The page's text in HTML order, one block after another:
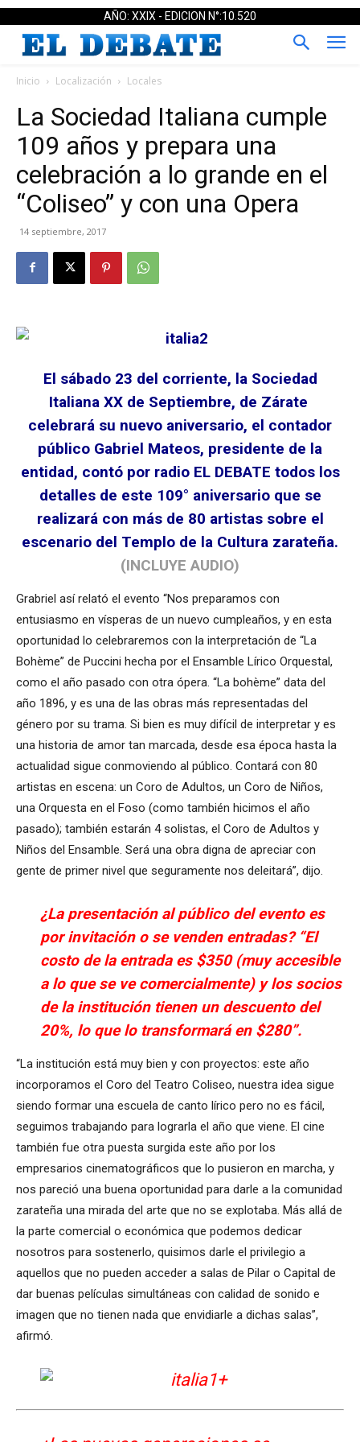
AÑO: XXIX - EDICION N°:10.520
Inicio Localización Locales
La Sociedad Italiana cumple
109 años y prepara una
celebración a lo grande en el
“Coliseo” y con una Opera
14 septiembre, 2017
El sábado 23 del corriente, la Sociedad
Italiana XX de Septiembre, de Zárate
celebrará su nuevo aniversario, el contador
público Gabriel Mateos, presidente de la
entidad, contó por radio EL DEBATE todos los
detalles de este 109° aniversario que se
realizará con más de 80 artistas sobre el
escenario del Templo de la Cultura zarateña.
(INCLUYE AUDIO)
Grabriel así relató el evento “Nos preparamos con
entusiasmo en vísperas de un nuevo cumpleaños, y en esta
oportunidad lo celebraremos con la interpretación de “La
Bohème” de Puccini hecha por el Ensamble Lírico Orquestal,
como el año pasado con otra ópera. “La bohème” data del
año 1896, y es una de las obras más representadas del
género por su trama. Si bien es muy difícil de interpretar y es
una historia de amor tan marcada, desde esa época hasta la
actualidad sigue conmoviendo al público. Contará con 80
artistas en escena: un Coro de Adultos, un Coro de Niños,
una Orquesta en el Foso (como también hicimos el año
pasado); también estarán 4 solistas, el Coro de Adultos y
Niños del Ensamble. Será una obra digna de apreciar con
gente de primer nivel que seguramente nos deleitará”, dijo.
¿La presentación al público del evento es
por invitación o se venden entradas? “El
costo de la entrada es $350 (muy accesible
a lo que se ve comercialmente) y los socios
de la institución tienen un descuento del
20%, lo que lo transformará en $280”.
“La institución está muy bien y con proyectos: este año
incorporamos el Coro del Teatro Coliseo, nuestra idea sigue
siendo formar una escuela de canto lírico pero no es fácil,
seguimos trabajando para lograrla el año que viene. El cine
también fue otra puesta surgida este año por los
empresarios cinematográficos que lo pusieron en marcha, y
nos pareció una buena oportunidad para darle a la comunidad
zarateña una mirada del arte que no se explotaba. Más allá de
la parte comercial o económica que podemos dedicar
nosotros para sostenerlo, quisimos darle el privilegio a
aquellos que no pueden acceder a salas de Pilar o Capital de
dar buenas películas simultáneas con calidad de sonido e
imagen que no tienen nada que envidiarle a dichas salas”,
afirmó.